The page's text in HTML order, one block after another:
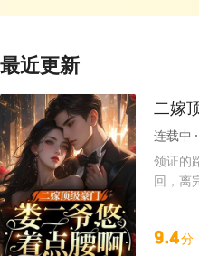
最近更新
二嫁
连载中
领证的
回，离
9.4分